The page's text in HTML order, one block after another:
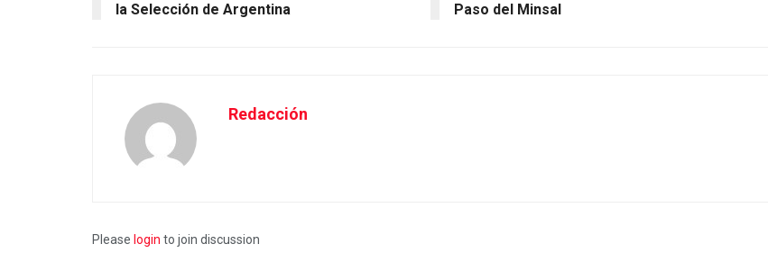
la Selección de Argentina
Paso del Minsal
Redacción
Please login to join discussion